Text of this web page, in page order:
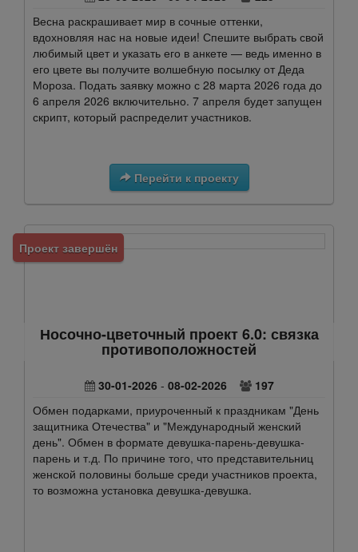
Весна раскрашивает мир в сочные оттенки,
вдохновляя нас на новые идеи! Спешите выбрать свой
любимый цвет и указать его в анкете — ведь именно в
его цвете вы получите волшебную посылку от Деда
Мороза. Подать заявку можно с 28 марта 2026 года до
6 апреля 2026 включительно. 7 апреля будет запущен
скрипт, который распределит участников.
Перейти к проекту
Носочно-цветочный проект 6.0: связка
противоположностей
Проект завершён
30-01-2026- 08-02-2026
197
Обмен подарками, приуроченный к праздникам "День
защитника Отечества" и "Международный женский
день". Обмен в формате девушка-парень-девушка-
парень и т.д. По причине того, что представительниц
женской половины больше среди участников проекта,
то возможна установка девушка-девушка.